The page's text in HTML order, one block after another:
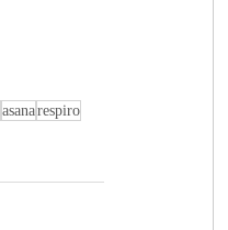
asanarespiro